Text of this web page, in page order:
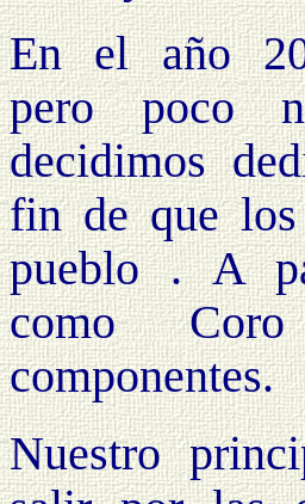
En el año
pero poco
decidimos
fin de que los
pueblo . A
como Coro
componentes.
Nuestro